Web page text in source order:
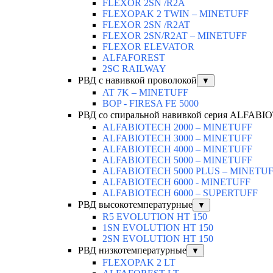
FLEXOR 2SN /R2A
FLEXOPAK 2 TWIN – MINETUFF
FLEXOR 2SN /R2AT
FLEXOR 2SN/R2AT – MINETUFF
FLEXOR ELEVATOR
ALFAFOREST
2SC RAILWAY
РВД с навивкой проволокой
▼
AT 7K – MINETUFF
BOP - FIRESA FE 5000
РВД со спиральной навивкой серия
ALFABIOTECH 2000 – MINETUFF
ALFABIOTECH 3000 – MINETUFF
ALFABIOTECH 4000 – MINETUFF
ALFABIOTECH 5000 – MINETUFF
ALFABIOTECH 5000 PLUS –
ALFABIOTECH 6000 - MINETUFF
ALFABIOTECH 6000 – SUPERTUFF
РВД высокотемпературные
▼
R5 EVOLUTION HT 150
1SN EVOLUTION HT 150
2SN EVOLUTION HT 150
РВД низкотемпературные
▼
FLEXOPAK 2 LT